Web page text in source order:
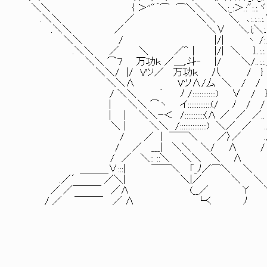
＼＼ { ＞''"´⌒ ⌒＼＼ ＼:_:＞.:":.:.ヾi;i;i;i;|: : : :
.＼＼ ／ ＼＼ ＼. ､:.:.:.:.∨i;i;!: : : : : : :
.＼＼ ／ ＼∨ ＼.i;＼:.:.ヾi;|: : : : : : : :
＼＼ / |/| 丶 /:.:.:.:.:|: : : : : : : : : :
.＼＼ ／ ＼ ／＾｜ |/| ＼ }..:.:.:.:.:/| : : : : :
＼＼ ⌒７ 万功ｋ ／＿,.斗‐ |/ ＼/..:.:.／ !: : : : : : :
＼＼/ |/ Vツ／ 万功ｋ 八 / } .|: :_;.斗
＼＼Λ VツΛ/厶 ＼ / /
/ ＼＼ ｀ ﾉ /:::::::::::::) ∨
｜ ＼＼ ⌒ヽ イ:::::::::::::(/ ﾉ
| | ＼＼ｰ＜ /:::::::::::(Λ ／ ／ ／
＼｜ ＼＼ /:::::::::::::::) ＼／ ／
/ ／ | ￣￣＼ ／〉／ ./ .
/ ／ ___| ＼＼ ＼/ Λ /
/ ／ ＼:: ::＼ ＼＼ ＼ Λ
＿＿＿∨:::| ￣￣＼ 「_ﾉ／⌒＼ ＼
.／´ ／＼| ＼|／ ＼ ＼
／ ／￣￣￣ ／Λ (__／ Υ
/ ／ ￣￣￣ ／ Λ └く ﾉ